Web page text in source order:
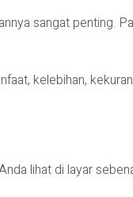
sangat penting.
kelebihan,
lihat di layar